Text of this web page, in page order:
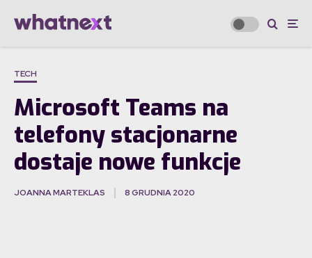
TECH
Microsoft Teams na
telefony stacjonarne
dostaje nowe funkcje
JOANNA MARTEKLAS 8 GRUDNIA 2020